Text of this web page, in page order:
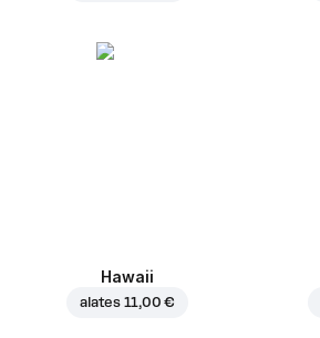
Hawaii
alates 11,00 €